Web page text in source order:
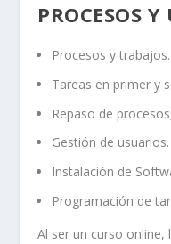
PROCESOS
Procesos y trabajos.
Tareas en primer y
Repaso de
Gestión de usuarios.
Instalación de
Programación de
Al ser un curso online,